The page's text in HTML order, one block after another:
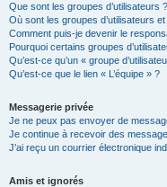
Que sont les groupes d’utilisateurs ?
Où sont les groupes d’utilisateurs
Comment puis-je devenir le
Pourquoi certains groupes
Qu’est-ce qu’un « groupe
Qu’est-ce que le lien « L’équipe » ?
Messagerie privée
Je ne peux pas envoyer de
Je continue à recevoir des
J’ai reçu un courrier électronique
Amis et ignorés